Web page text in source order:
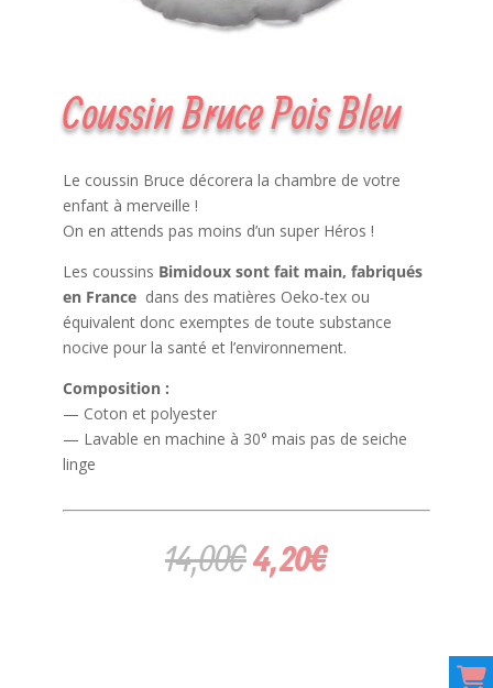
Coussin Bruce Pois Bleu
Le coussin Bruce décorera la chambre de votre
enfant à merveille !
On en attends pas moins d’un super Héros !
Les coussins Bimidoux sont fait main, fabriqués
en France dans des matières Oeko-tex ou
équivalent donc exemptes de toute substance
nocive pour la santé et l’environnement.
Composition :
— Coton et polyester
— Lavable en machine à 30° mais pas de seiche
linge
14,00€Le
prix
4,20€Le